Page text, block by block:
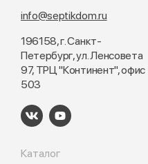
info@septikdom.ru
196158, г. Санкт-
Петербург, ул. Ленсовета
97, ТРЦ "Континент", офис
503
Каталог